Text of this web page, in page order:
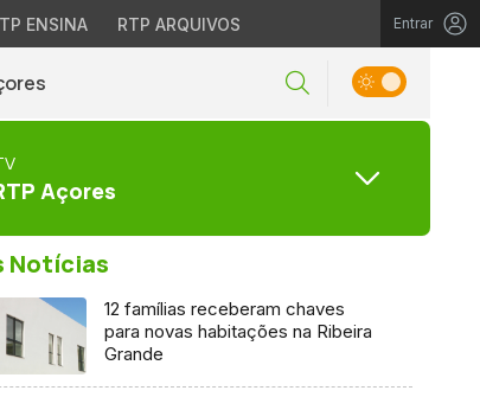
ENSINA RTP ARQUIVOS Entrar
Açores
Notícias
12 famílias receberam chaves
para novas habitações na Ribeira
Grande